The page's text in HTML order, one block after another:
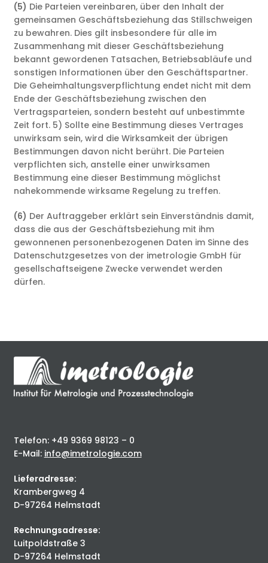
(5) Die Parteien vereinbaren, über den Inhalt der
gemeinsamen Geschäftsbeziehung das Stillschweigen
zu bewahren. Dies gilt insbesondere für alle im
Zusammenhang mit dieser Geschäftsbeziehung
bekannt gewordenen Tatsachen, Betriebsabläufe und
sonstigen Informationen über den Geschäftspartner.
Die Geheimhaltungsverpflichtung endet nicht mit dem
Ende der Geschäftsbeziehung zwischen den
Vertragsparteien, sondern besteht auf unbestimmte
Zeit fort. 5) Sollte eine Bestimmung dieses Vertrages
unwirksam sein, wird die Wirksamkeit der übrigen
Bestimmungen davon nicht berührt. Die Parteien
verpflichten sich, anstelle einer unwirksamen
Bestimmung eine dieser Bestimmung möglichst
nahekommende wirksame Regelung zu treffen.
(6) Der Auftraggeber erklärt sein Einverständnis damit,
dass die aus der Geschäftsbeziehung mit ihm
gewonnenen personenbezogenen Daten im Sinne des
Datenschutzgesetzes von der imetrologie GmbH für
gesellschaftseigene Zwecke verwendet werden
dürfen.
Telefon: +49 9369 98123 – 0
E-Mail: info@imetrologie.com
Lieferadresse:
Krambergweg 4
D-97264 Helmstadt
Rechnungsadresse:
Luitpoldstraße 3
D-97264 Helmstadt